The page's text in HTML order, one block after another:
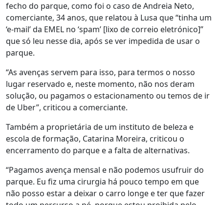
fecho do parque, como foi o caso de Andreia Neto,
comerciante, 34 anos, que relatou à Lusa que “tinha um
‘e-mail’ da EMEL no ‘spam’ [lixo de correio eletrónico]”
que só leu nesse dia, após se ver impedida de usar o
parque.
“As avenças servem para isso, para termos o nosso
lugar reservado e, neste momento, não nos deram
solução, ou pagamos o estacionamento ou temos de ir
de Uber”, criticou a comerciante.
Também a proprietária de um instituto de beleza e
escola de formação, Catarina Moreira, criticou o
encerramento do parque e a falta de alternativas.
“Pagamos avença mensal e não podemos usufruir do
parque. Eu fiz uma cirurgia há pouco tempo em que
não posso estar a deixar o carro longe e ter que fazer